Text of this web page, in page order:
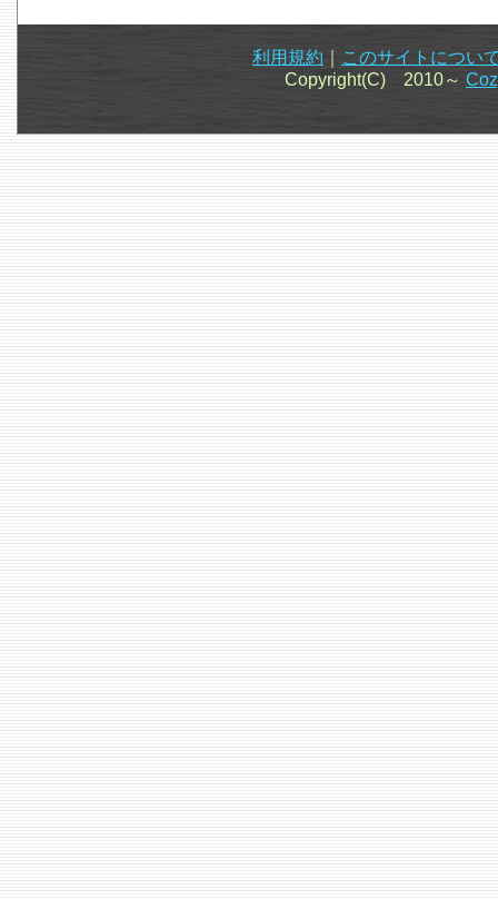
利用規約
このサイトについ
Copyright(C) 2010～